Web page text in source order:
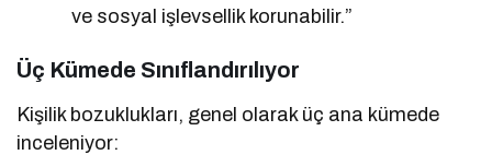
ve sosyal işlevsellik korunabilir.”
Üç Kümede Sınıflandırılıyor
Kişilik bozuklukları, genel olarak üç ana kümede
inceleniyor: